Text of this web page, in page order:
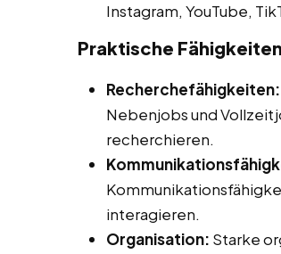
Instagram, YouTube,
Praktische Fähigkeiten
Recherchefähigkeiten:
Nebenjobs und
recherchieren.
interagieren.
Organisation: Starke